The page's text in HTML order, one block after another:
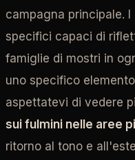
campagna principale.
specifici capaci di
famiglie di mostri in
uno specifico
aspettatevi di vedere
sui fulmini nelle aree
ritorno al tono e